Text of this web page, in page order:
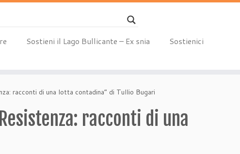
Sostieni il Lago Bullicante – Ex snia
Sostienici
racconti di una lotta contadina” di Tullio Bugari
racconti di una